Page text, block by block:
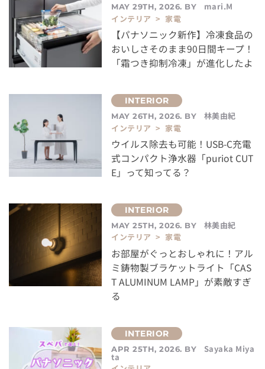
MAY 29TH, 2026. BY
mari.M
インテリア > 家電
【パナソニック新作】冷凍食品の
おいしさそのまま90日間キープ！
「霜つき抑制冷凍」が進化したよ
MAY 26TH, 2026. BY
林美由紀
インテリア > 家電
ウイルス除去も可能！USB-C充電
式コンパクト浄水器「puriot CUT
E」って知ってる？
MAY 25TH, 2026. BY
林美由紀
インテリア > 家電
お部屋がぐっとおしゃれに！アル
ミ鋳物製ブラケットライト「CAS
T ALUMINUM LAMP」が素敵すぎ
る
APR 25TH, 2026. BY Sayaka Miya
ta